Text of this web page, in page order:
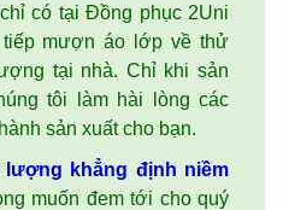
có tại Đồng phục 2Uni
mượn áo lớp về thử
tại nhà. Chỉ khi sản
tôi làm hài lòng các
sản xuất cho bạn.
lượng khẳng định niềm
muốn đem tới cho quý